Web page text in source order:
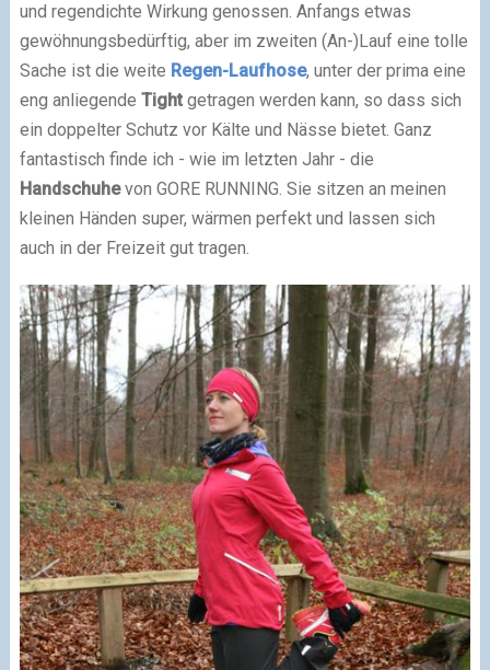
und regendichte Wirkung genossen. Anfangs etwas
gewöhnungsbedürftig, aber im zweiten (An-)Lauf eine tolle
Sache ist die weite Regen-Laufhose, unter der prima eine
eng anliegende Tightgetragen werden kann, so dass sich
ein doppelter Schutz vor Kälte und Nässe bietet. Ganz
fantastisch finde ich - wie im letzten Jahr - die
Handschuhevon GORE RUNNING. Sie sitzen an meinen
kleinen Händen super, wärmen perfekt und lassen sich
auch in der Freizeit gut tragen.